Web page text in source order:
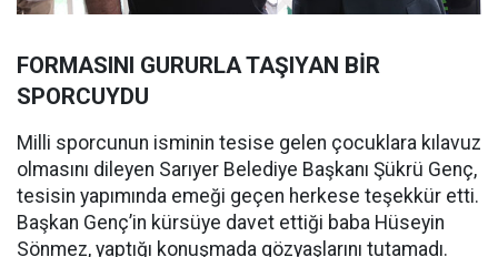
FORMASINI GURURLA TAŞIYAN BİR
SPORCUYDU
Milli sporcunun isminin tesise gelen çocuklara kılavuz
olmasını dileyen Sarıyer Belediye Başkanı Şükrü Genç,
tesisin yapımında emeği geçen herkese teşekkür etti.
Başkan Genç’in kürsüye davet ettiği baba Hüseyin
Sönmez, yaptığı konuşmada gözyaşlarını tutamadı.